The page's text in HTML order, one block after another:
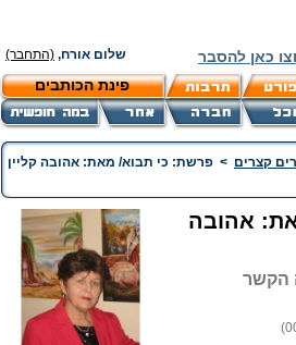
כאן להסבר שלום אורח, (התחבר)
פינת הכותבים
קצרים > פרשת: כי תבוא/ מאת: אהובה קליין
אהובה
הקשר